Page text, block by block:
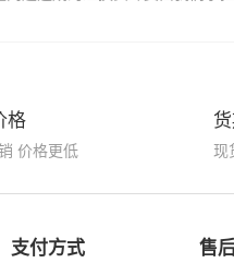
格
价格更低 现
支付方式 售